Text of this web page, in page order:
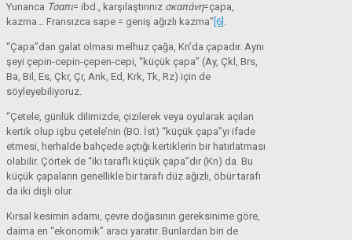
Yunanca Τσαπι= ibd., karşılaştırınız σκαπάνη=çapa,
kazma… Fransızca sape = geniş ağızlı kazma” [6] .
“Çapa”dan galat olması melhuz çağa, Kn’da çapadır. Aynı
şeyi çepin-cepin-çepen-cepi, “küçük çapa” (Ay, Çkl, Brs,
Ba, Bil, Es, Çkr, Çr, Ank, Ed, Krk, Tk, Rz) için de
söyleyebiliyoruz.
“Çetele, günlük dilimizde, çizilerek veya oyularak açılan
kertik olup işbu çetele’nin (BO. İst) “küçük çapa”yı ifade
etmesi, herhalde bahçede açtığı kertiklerin bir hatırlatması
olabilir. Çörtek de “iki taraflı küçük çapa”dır (Kn) da. Bu
küçük çapaların genellikle bir tarafı düz ağızlı, öbür tarafı
da iki dişli olur.
Kırsal kesimin adamı, çevre doğasının gereksinime göre,
daima en “ekonomik” aracı yaratır. Bunlardan biri de